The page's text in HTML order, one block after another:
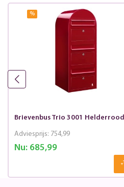
%
Brievenbus Trio 3001 Helderrood
Nu:685,99
Adviesprijs: 754,99